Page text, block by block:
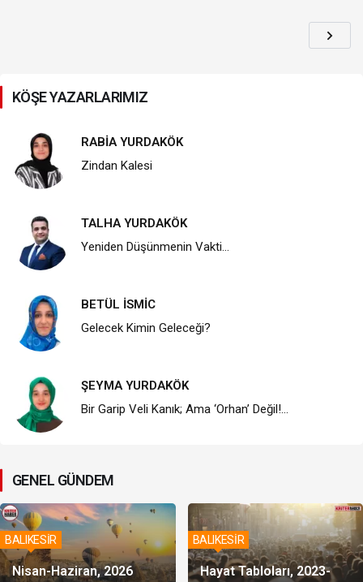
KÖŞE YAZARLARIMIZ
RABİA YURDAKÖK
Zindan Kalesi
TALHA YURDAKÖK
Yeniden Düşünmenin Vakti…
BETÜL İSMİC
Gelecek Kimin Geleceği?
ŞEYMA YURDAKÖK
Bir Garip Veli Kanık; Ama ‘Orhan’ Değil!…
GENEL GÜNDEM
Nisan-Haziran, 2026
BALIKESİR
Hayat Tabloları, 2023-
BALIKESİR